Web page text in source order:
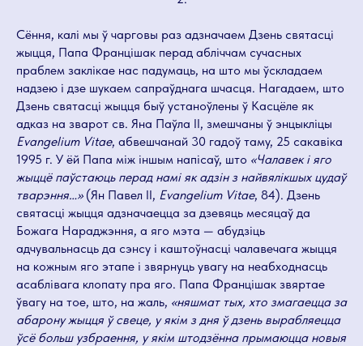
Сёння, калі мы ў чарговы раз адзначаем Дзень святасці
жыцця, Папа Францішак перад абліччам сучасных
праблем заклікае нас падумаць, на што мы ўскладаем
надзею і дзе шукаем сапраўднага шчасця. Нагадаем, што
Дзень святасці жыцця быў устаноўлены ў Касцёле як
адказ на зварот св. Яна Паўла II, змешчаны ў энцыкліцы
Evangelium Vitae, абвешчанай 30 гадоў таму, 25 сакавіка
1995 г. У ёй Папа між іншым напісаў, што «Чалавек і яго
жыццё паўстаюць перад намі як адзін з найвялікшых цудаў
тварэння…»(Ян Павел II, Evangelium Vitae, 84). Дзень
святасці жыцця адзначаецца за дзевяць месяцаў да
Божага Нараджэння, а яго мэта — абудзіць
адчувальнасць да сэнсу і каштоўнасці чалавечага жыцця
на кожным яго этапе і звярнуць увагу на неабходнасць
асаблівага клопату пра яго. Папа Францішак звяртае
ўвагу на тое, што, на жаль, «няшмат тых, хто змагаецца за
абарону жыцця ў свеце, у якім з дня ў дзень вырабляецца
ўсё больш узбраення, у якім штодзённа прымаюцца новыя